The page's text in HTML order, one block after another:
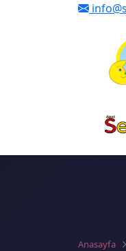
Anasayfa